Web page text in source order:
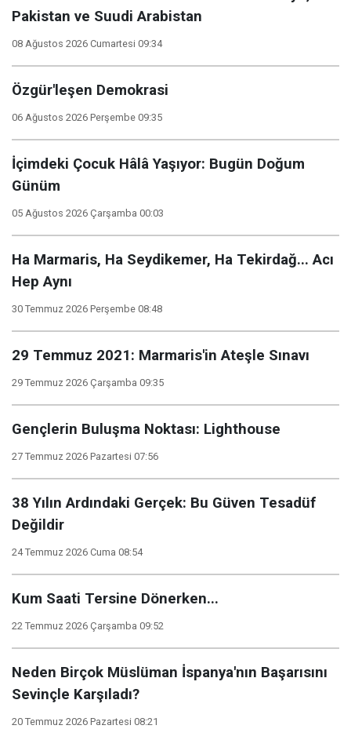
Pakistan ve Suudi Arabistan
08 Ağustos 2026 Cumartesi 09:34
Özgür'leşen Demokrasi
06 Ağustos 2026 Perşembe 09:35
İçimdeki Çocuk Hâlâ Yaşıyor: Bugün Doğum
Günüm
05 Ağustos 2026 Çarşamba 00:03
Ha Marmaris, Ha Seydikemer, Ha Tekirdağ... Acı
Hep Aynı
30 Temmuz 2026 Perşembe 08:48
29 Temmuz 2021: Marmaris'in Ateşle Sınavı
29 Temmuz 2026 Çarşamba 09:35
Gençlerin Buluşma Noktası: Lighthouse
27 Temmuz 2026 Pazartesi 07:56
38 Yılın Ardındaki Gerçek: Bu Güven Tesadüf
Değildir
24 Temmuz 2026 Cuma 08:54
Kum Saati Tersine Dönerken...
22 Temmuz 2026 Çarşamba 09:52
Neden Birçok Müslüman İspanya'nın Başarısını
Sevinçle Karşıladı?
20 Temmuz 2026 Pazartesi 08:21